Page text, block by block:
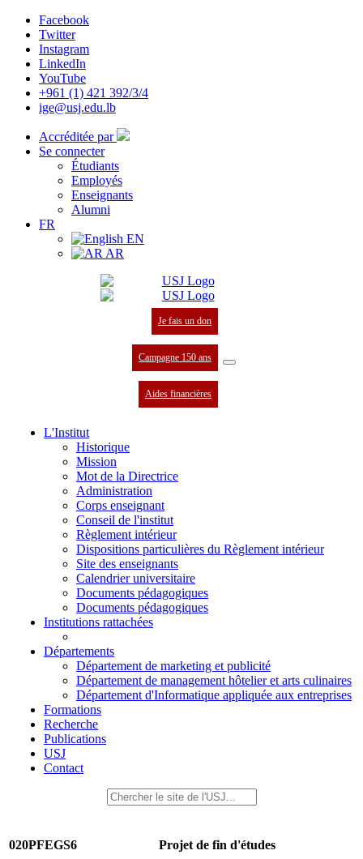
Facebook
Twitter
Instagram
LinkedIn
YouTube
+961 (1) 421 392/3/4
ige@usj.edu.lb
Accréditée par
Se connecter
Étudiants
Employés
Enseignants
Alumni
FR
EN
AR
Je fais un don
Campagne 150 ans
Aides financières
L'Institut
Historique
Mission
Mot de la Directrice
Administration
Corps enseignant
Conseil de l'institut
Règlement intérieur
Dispositions particulières du Règlement intérieur
Site des enseignants
Calendrier universitaire
Documents pédagogiques
Documents pédagogiques
Institutions rattachées
Départements
Département de marketing et publicité
Département de management hôtelier et arts culinaires
Département d'Informatique appliquée aux entreprises
Formations
Recherche
Publications
USJ
Contact
020PFEGS6 Projet de fin d'études